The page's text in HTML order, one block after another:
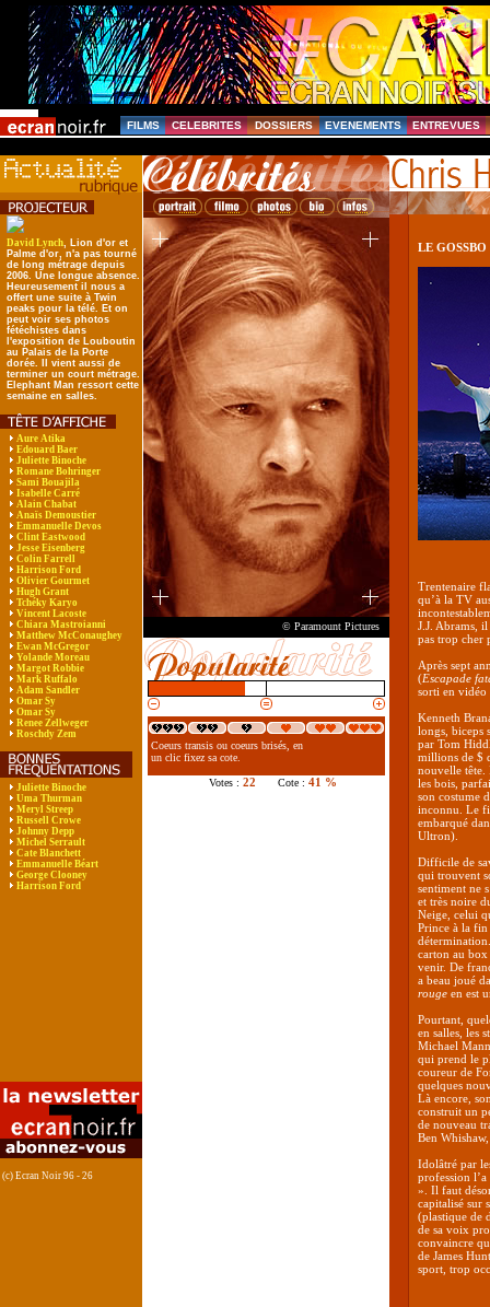
FILMS CELEBRITES DOSSIERS EVENEMENTS ENTREVUES
David Lynch, Lion d'or et
Palme d'or, n'a pas tourné
de long métrage depuis
2006. Une longue absence.
Heureusement il nous a
offert une suite à Twin
peaks pour la télé. Et on
peut voir ses photos
fétéchistes dans
l'exposition de Louboutin
au Palais de la Porte
dorée. Il vient aussi de
terminer un court métrage.
Elephant Man ressort cette
semaine en salles.
Aure Atika
Edouard Baer
Juliette Binoche
Romane Bohringer
Sami Bouajila
Isabelle Carré
Alain Chabat
Anaïs Demoustier
Emmanuelle Devos
Clint Eastwood
Jesse Eisenberg
Colin Farrell
Harrison Ford
Olivier Gourmet
Hugh Grant
Tchéky Karyo
Vincent Lacoste
Chiara Mastroianni
Matthew McConaughey
Ewan McGregor
Yolande Moreau
Margot Robbie
Mark Ruffalo
Adam Sandler
Omar Sy
Omar Sy
Renee Zellweger
Roschdy Zem
Juliette Binoche
Uma Thurman
Meryl Streep
Russell Crowe
Johnny Depp
Michel Serrault
Cate Blanchett
Emmanuelle Béart
George Clooney
Harrison Ford
(c) Ecran Noir 96 - 26
© Paramount Pictures
Coeurs transis ou coeurs brisés, en
un clic fixez sa cote.
Votes : 22 Cote : 41 %
LE
Trentenaire
qu’à la TV
J.J. Abrams,
pas trop cher
Après sept
(Escapade
sorti en vidéo
Kenneth
longs, biceps
par Tom
millions de $
nouvelle tête.
les bois,
son costume
inconnu. Le
embarqué
Ultron).
Difficile de
qui trouvent
sentiment ne
et très noire
Neige, celui
Prince à la
carton au
venir. De
a beau joué
rouge en est
Pourtant,
en salles, les
Michael
qui prend le
coureur de
quelques
Là encore,
construit un
de nouveau
Ben
Idolâtré par
profession
». Il faut
capitalisé sur
(plastique de
de sa voix
convaincre
de James
sport, trop